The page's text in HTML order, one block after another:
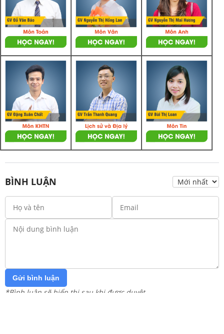
BÌNH LUẬN
Gửi bình luận
*Bình luận sẽ hiển thị sau khi được duyệt